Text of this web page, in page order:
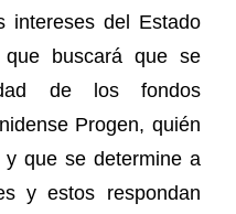
intereses del Estado
que buscará que se
de los fondos
Progen, quién
que se determine a
y estos respondan